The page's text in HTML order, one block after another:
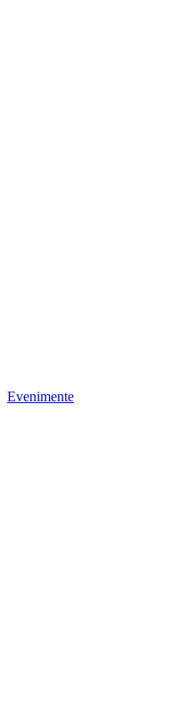
Evenimente